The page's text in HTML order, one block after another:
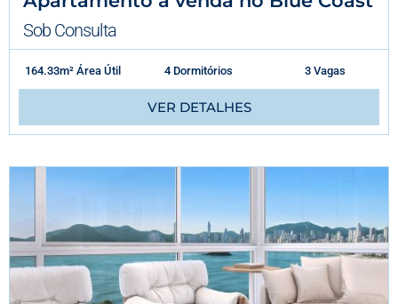
Sob Consulta
164.33m² Área Útil 4 Dormitórios 3 Vagas
VER DETALHES